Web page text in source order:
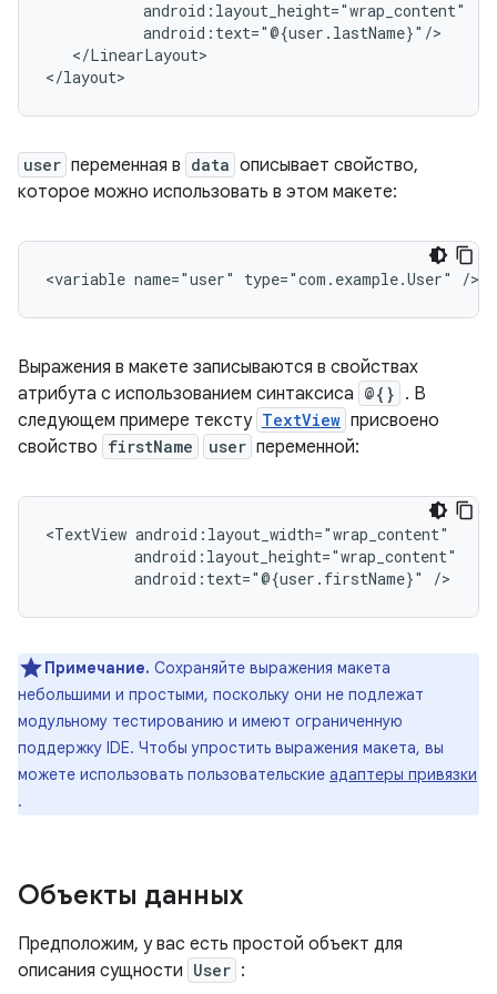
</LinearLayout>
user переменная в data описывает свойство,
которое можно использовать в этом макете:
<variable name="user" type="com.example.User"
Выражения в макете записываются в свойствах
атрибута с использованием синтаксиса @{} . В
следующем примере тексту TextView присвоено
свойство firstName user переменной:
<TextView
android:text="@{user.firstName}"
Примечание. Сохраняйте выражения макета
небольшими и простыми, поскольку они не подлежат
модульному тестированию и имеют ограниченную
поддержку IDE. Чтобы упростить выражения макета, вы
можете использовать пользовательские адаптеры привязки
.
Объекты данных
Предположим, у вас есть простой объект для
описания сущности User :